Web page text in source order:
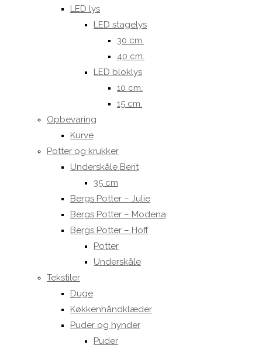
LED lys
LED stagelys
30 cm.
40 cm.
LED bloklys
10 cm.
15 cm.
Opbevaring
Kurve
Potter og krukker
Underskåle Berit
35 cm
Bergs Potter – Julie
Bergs Potter – Modena
Bergs Potter – Hoff
Potter
Underskåle
Tekstiler
Duge
Køkkenhåndklæder
Puder og hynder
Puder